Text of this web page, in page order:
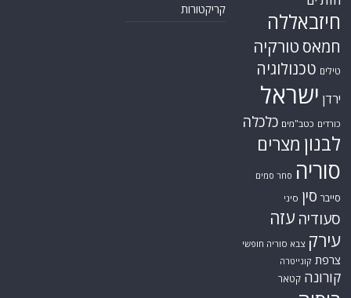
חיזבאללה
חמאס טורקיה
טילים טכנולוגיה
ירדן ישראל
כורדים כטב"מים כלכלה
לבנון מצרים
סוריה סחר סמים
סייבר סין סיני
סעודיה עזה
עירק צבא סוריה חופשי
צרפת קונייטרה
קורונה קטאר
קריקטורות